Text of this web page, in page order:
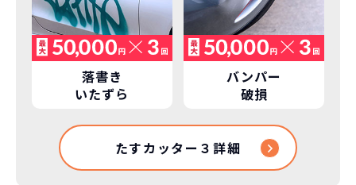
落書き
いたずら
バンパー
破損
たすカッター３詳細